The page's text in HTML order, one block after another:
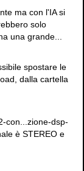
ma con l'IA si
solo
una grande...
spostare le
dalla cartella
con...zione-dsp-
è STEREO e